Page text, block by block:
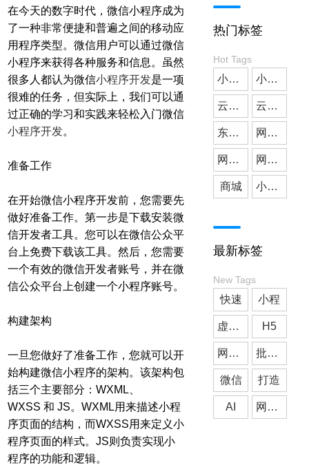
在今天的数字时代，微信小程序成为
了一种非常便捷和普遍之间的移动应
用程序类型。微信用户可以通过微信
小程序来获得各种服务和信息。虽然
很多人都认为微信小程序开发是一项
很难的任务，但实际上，我们可以通
过正确的学习和实践来轻松入门微信
小程序开发。
准备工作
在开始微信小程序开发前，您需要先
做好准备工作。第一步是下载安装微
信开发者工具。您可以在微信公众平
台上免费下载该工具。然后，您需要
一个有效的微信开发者账号，并在微
信公众平台上创建一个小程序账号。
构建架构
一旦您做好了准备工作，您就可以开
始构建微信小程序的架构。该架构包
括三个主要部分：WXML、
WXSS 和 JS。WXML用来描述小程
序页面的结构，而WXSS用来定义小
程序页面的样式。JS则负责实现小
程序的功能和逻辑。
现实
一款受欢
迎的社交
媒体应用
热门标签
Hot Tags
小微公司 小程序开发
云派网络 云派小程序开发
东莞小程序开发 网站建设
网站搭建 网站开发
商城 小程序商城
最新标签
New Tags
快速 小程
虚拟人 H5
网站开发 批发商城
微信 打造
AI 网站制作